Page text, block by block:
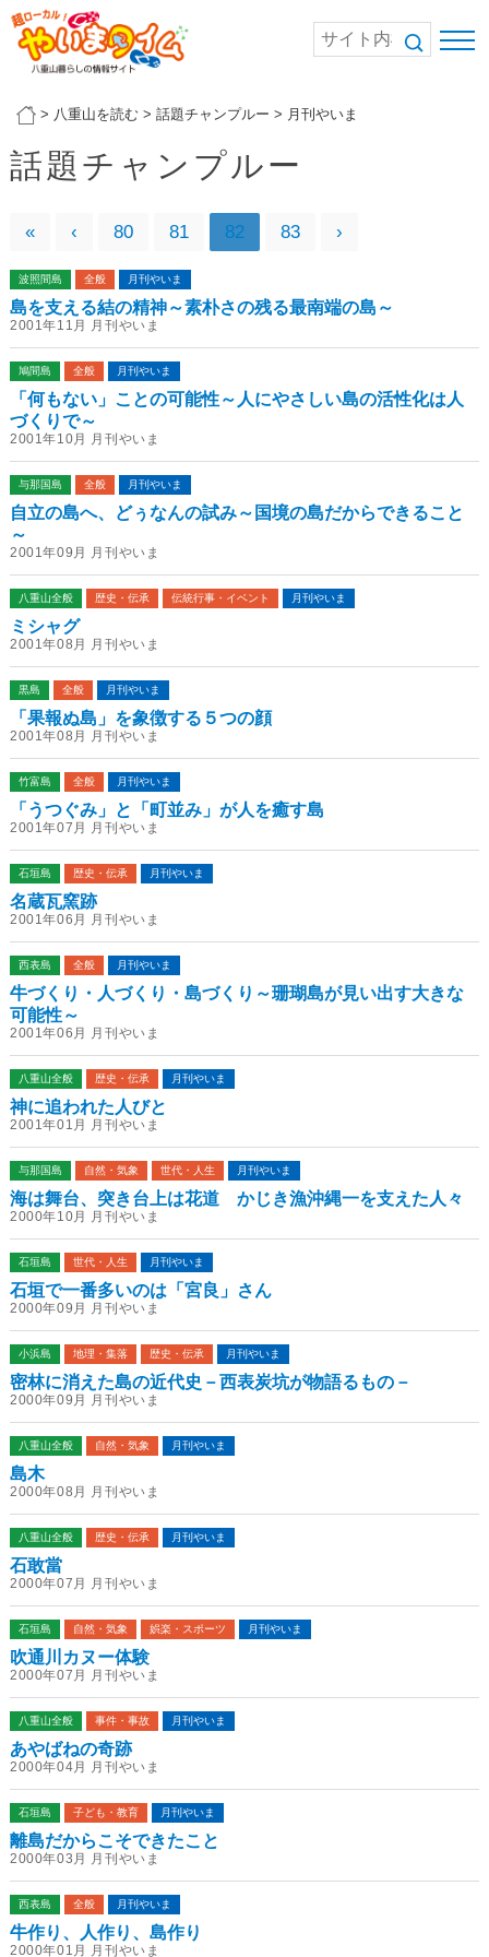
> 八重山を読む > 話題チャンプルー > 月刊やいま
話題チャンプルー
« ‹ 80 81 82 83 ›
波照間島 全般 月刊やいま
島を支える結の精神～素朴さの残る最南端の島～
2001年11月 月刊やいま
鳩間島 全般 月刊やいま
「何もない」ことの可能性～人にやさしい島の活性化は人
づくりで～
2001年10月 月刊やいま
与那国島 全般 月刊やいま
自立の島へ、どぅなんの試み～国境の島だからできること
～
2001年09月 月刊やいま
八重山全般 歴史・伝承 伝統行事・イベント 月刊やいま
ミシャグ
2001年08月 月刊やいま
黒島 全般 月刊やいま
「果報ぬ島」を象徴する５つの顔
2001年08月 月刊やいま
竹富島 全般 月刊やいま
「うつぐみ」と「町並み」が人を癒す島
2001年07月 月刊やいま
石垣島 歴史・伝承 月刊やいま
名蔵瓦窯跡
2001年06月 月刊やいま
西表島 全般 月刊やいま
牛づくり・人づくり・島づくり～珊瑚島が見い出す大きな
可能性～
2001年06月 月刊やいま
八重山全般 歴史・伝承 月刊やいま
神に追われた人びと
2001年01月 月刊やいま
与那国島 自然・気象 世代・人生 月刊やいま
海は舞台、突き台上は花道 かじき漁沖縄一を支えた人々
2000年10月 月刊やいま
石垣島 世代・人生 月刊やいま
石垣で一番多いのは「宮良」さん
2000年09月 月刊やいま
小浜島 地理・集落 歴史・伝承 月刊やいま
密林に消えた島の近代史－西表炭坑が物語るもの－
2000年09月 月刊やいま
八重山全般 自然・気象 月刊やいま
島木
2000年08月 月刊やいま
八重山全般 歴史・伝承 月刊やいま
石敢當
2000年07月 月刊やいま
石垣島 自然・気象 娯楽・スポーツ 月刊やいま
吹通川カヌー体験
2000年07月 月刊やいま
八重山全般 事件・事故 月刊やいま
あやばねの奇跡
2000年04月 月刊やいま
石垣島 子ども・教育 月刊やいま
離島だからこそできたこと
2000年03月 月刊やいま
西表島 全般 月刊やいま
牛作り、人作り、島作り
2000年01月 月刊やいま